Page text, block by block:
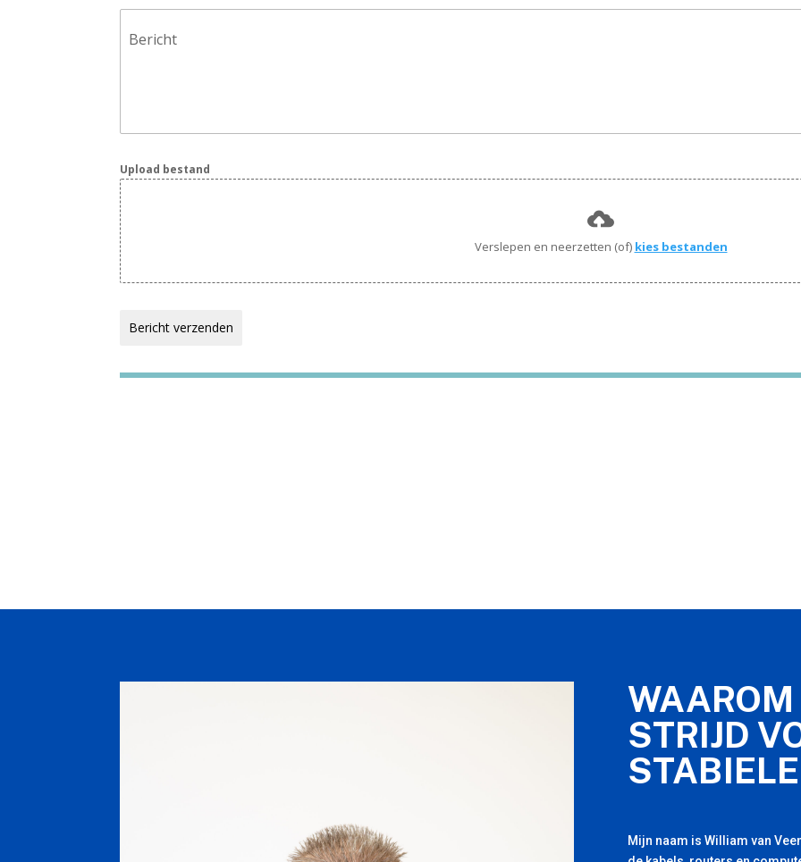
Bericht
Upload bestand
Verslepen en neerzetten (of) kies bestanden
Bericht verzenden
STRIJD
Mijn naam is William van